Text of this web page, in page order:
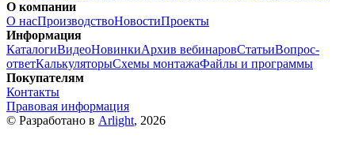
О компании
О насПроизводствоНовостиПроекты
Информация
КаталогиВидеоНовинкиАрхив вебинаровСтатьиВопрос-
ответКалькуляторыСхемы монтажаФайлы и программы
Покупателям
Контакты
Правовая информация
© Разработано в Arlight, 2026